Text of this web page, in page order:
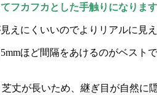
フカフカとした手触りになります
えにくいいのでよりリアルに見
ほど間隔をあけるのがベス
丈が長いため、継ぎ目が自然に